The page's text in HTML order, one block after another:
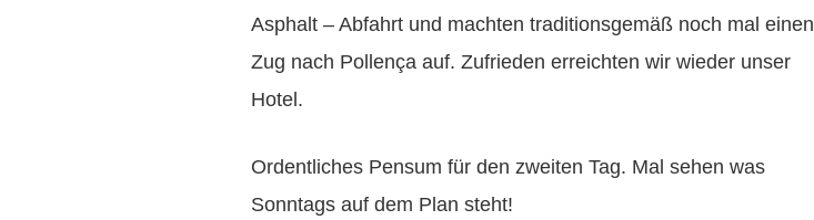
Asphalt – Abfahrt und machten traditionsgemäß noch mal einen
Zug nach Pollença auf. Zufrieden erreichten wir wieder unser
Hotel.
Ordentliches Pensum für den zweiten Tag. Mal sehen was
Sonntags auf dem Plan steht!